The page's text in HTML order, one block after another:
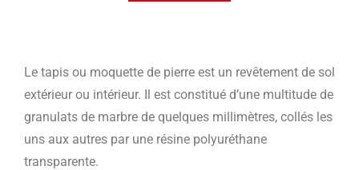
Le tapis ou moquette de pierre est un revêtement de sol
extérieur ou intérieur. Il est constitué d’une multitude de
granulats de marbre de quelques millimètres, collés les
uns aux autres par une résine polyuréthane
transparente.